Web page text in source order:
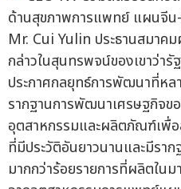
Mr. Cui Yulin ประธานสมาค
กล่าวในสุนทรพจน์ของเขาว่า
ประกาศกลยุทธ์การพัฒนาที่ห
รากฐานการพัฒนาเศรษฐกิจขอ
อุตสาหกรรมและผลิตภัณฑ์เพื่
ที่มีประวัติอันยาวนานและมีรา
มากกว่าร้อยรายการที่ผลิตใน